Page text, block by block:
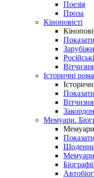
Поезія
Проза
Кіноповісті
Історичні
Мемуари.
Мемуари